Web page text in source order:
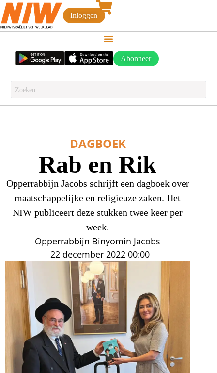
Inloggen
Abonneer
DAGBOEK
Rab en Rik
Opperrabbijn Jacobs schrijft een dagboek over
maatschappelijke en religieuze zaken. Het
NIW publiceert deze stukken twee keer per
week.
Opperrabbijn Binyomin Jacobs
22 december 2022 00:00